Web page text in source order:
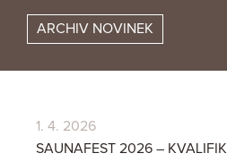
ARCHIV NOVINEK
1. 4. 2026
SAUNAFEST 2026 –